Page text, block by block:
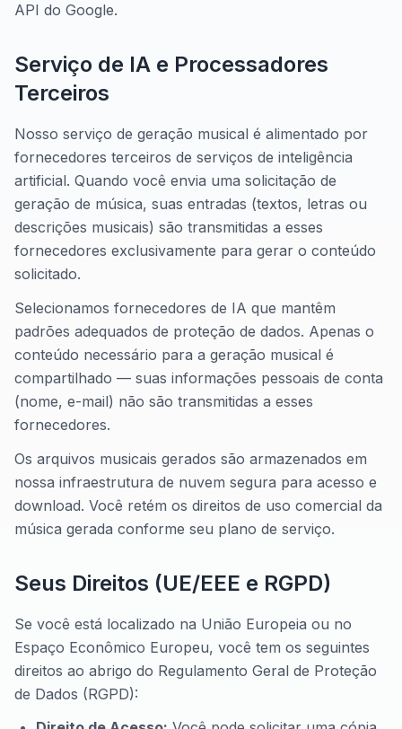
API do Google.
Serviço de IA e Processadores
Terceiros
Nosso serviço de geração musical é alimentado por
fornecedores terceiros de serviços de inteligência
artificial. Quando você envia uma solicitação de
geração de música, suas entradas (textos, letras ou
descrições musicais) são transmitidas a esses
fornecedores exclusivamente para gerar o conteúdo
solicitado.
Selecionamos fornecedores de IA que mantêm
padrões adequados de proteção de dados. Apenas o
conteúdo necessário para a geração musical é
compartilhado — suas informações pessoais de conta
(nome, e-mail) não são transmitidas a esses
fornecedores.
Os arquivos musicais gerados são armazenados em
nossa infraestrutura de nuvem segura para acesso e
download. Você retém os direitos de uso comercial da
música gerada conforme seu plano de serviço.
Seus Direitos (UE/EEE e RGPD)
Se você está localizado na União Europeia ou no
Espaço Econômico Europeu, você tem os seguintes
direitos ao abrigo do Regulamento Geral de Proteção
de Dados (RGPD):